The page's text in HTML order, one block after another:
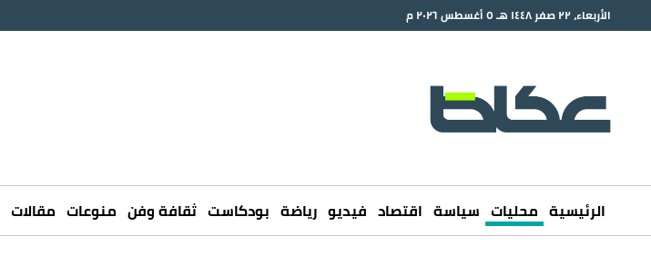
الأربعاء، ٢٢ صفر ١٤٤٨ هـ ٥ أغسطس ٢٠٢٦ م
الرئيسية محليات سياسة اقتصاد فيديو رياضة بودكاست ثقافة وفن منوعات مقالات